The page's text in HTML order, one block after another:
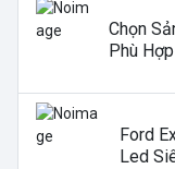
Chọn
Phù
Ford
Led